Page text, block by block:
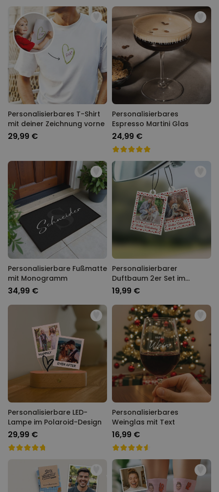
Personalisierbares T-Shirt
mit deiner Zeichnung vorne
29,99 €
Personalisierbares
Espresso Martini Glas
24,99 €
Personalisierbare Fußmatte
mit Monogramm
34,99 €
Personalisierbarer
Duftbaum 2er Set im
Polaroid-Look mit Herzen
19,99 €
Personalisierbare LED-
Lampe im Polaroid-Design
29,99 €
Personalisierbares
Weinglas mit Text
16,99 €